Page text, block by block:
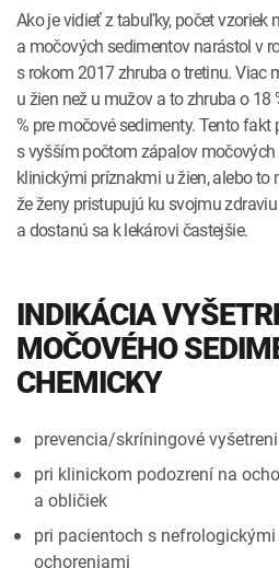
Ako je vidieť z tabuľky, počet vzoriek
a močových sedimentov narástol v
s rokom 2017 zhruba o tretinu. Viac
u žien než u mužov a to zhruba o 18
% pre močové sedimenty. Tento
s vyšším počtom zápalov
klinickými príznakmi u žien, alebo to
že ženy pristupujú ku svojmu
a dostanú sa k lekárovi častejšie.
INDIKÁCIA
MOČOVÉHO
CHEMICKY
prevencia/skríningové
pri klinickom podozrení na
a obličiek
pri pacientoch s
ochoreniami